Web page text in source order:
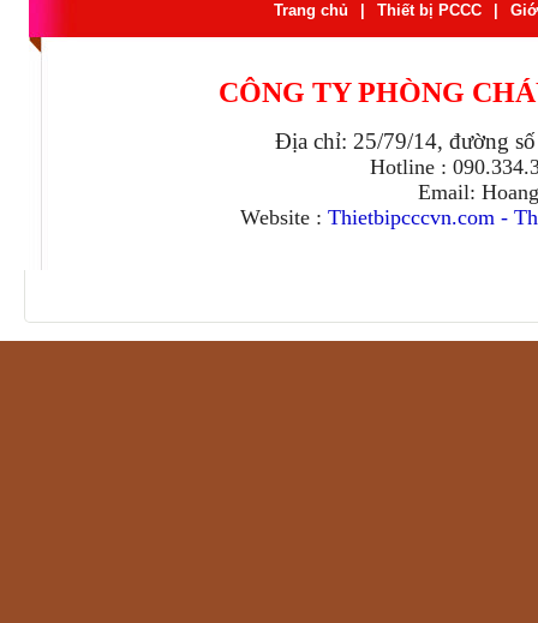
Trang chủ Thiết bị PCCC
CÔNG TY PHÒNG
Địa chỉ: 25/79/14, đường
Hotline :
Email:
Website : Thietbipcccvn.com-